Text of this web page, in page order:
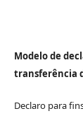
Modelo de
transferência
Declaro para